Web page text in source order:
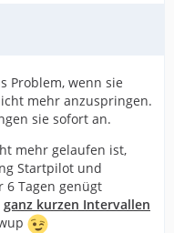
Problem, wenn sie
mehr anzuspringen.
sie sofort an.
mehr gelaufen ist,
Startpilot und
6 Tagen genügt
ganz kurzen Intervallen